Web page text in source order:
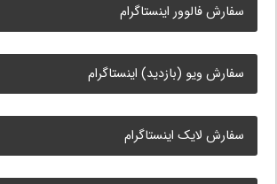
سفارش فالوور اینستاگرام
سفارش ویو (بازدید) اینستاگرام
سفارش لایک اینستاگرام